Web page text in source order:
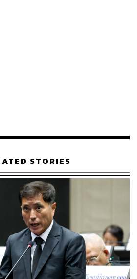
ว ร้อยละ 41.6
ส่งมวลชนอื่นๆ ต่างก็มีปัญหาที่หลาก
ว่าจะเป็นรถแท็กซี่ที่ยังมีเรื่องคงค้าง
าร มิเตอร์ไม่ได้มาตรฐาน คนขับมี
ดยสาร รถมอเตอร์ไซค์รับจ้างกับ
าโดยสารที่เป็นไปตามความพึงพอใจ
ฎจราจรที่ทำให้คนซ้อนต้องเสี่ยงภัย
ที่มีผลอย่างมากกับรถจักรยานยนต์
STORIES